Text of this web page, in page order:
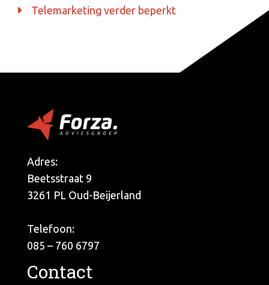
Telemarketing verder beperkt
Adres:
Beetsstraat 9
3261 PL Oud-Beijerland
Telefoon:
085 – 760 6797
Contact